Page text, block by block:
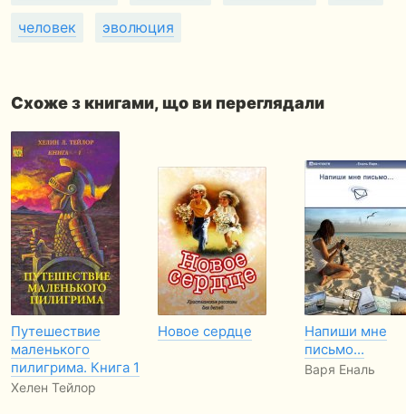
человек эволюция
Схоже з книгами, що ви переглядали
Путешествие
маленького
пилигрима. Книга 1
Хелен Тейлор
Новое сердце
Напиши мне
письмо...
Варя Еналь